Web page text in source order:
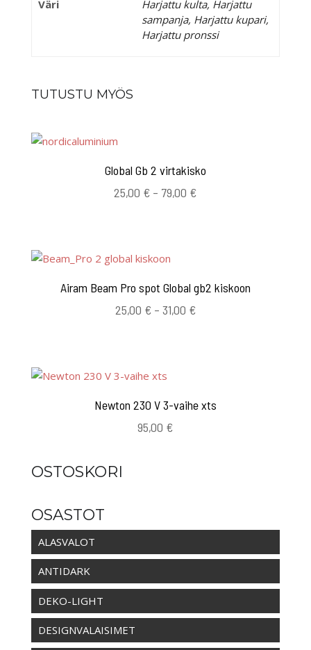
Väri
Harjattu kulta, Harjattu
sampanja, Harjattu kupari,
Harjattu pronssi
TUTUSTU MYÖS
Global Gb 2 virtakisko
25,00 € – 79,00 €Hintaluokka:
Airam Beam Pro spot Global gb2 kiskoon
25,00 € – 31,00 €Hintaluokka:
Newton 230 V 3-vaihe xts
95,00 €
OSTOSKORI
OSASTOT
ALASVALOT
ANTIDARK
DEKO-LIGHT
DESIGNVALAISIMET